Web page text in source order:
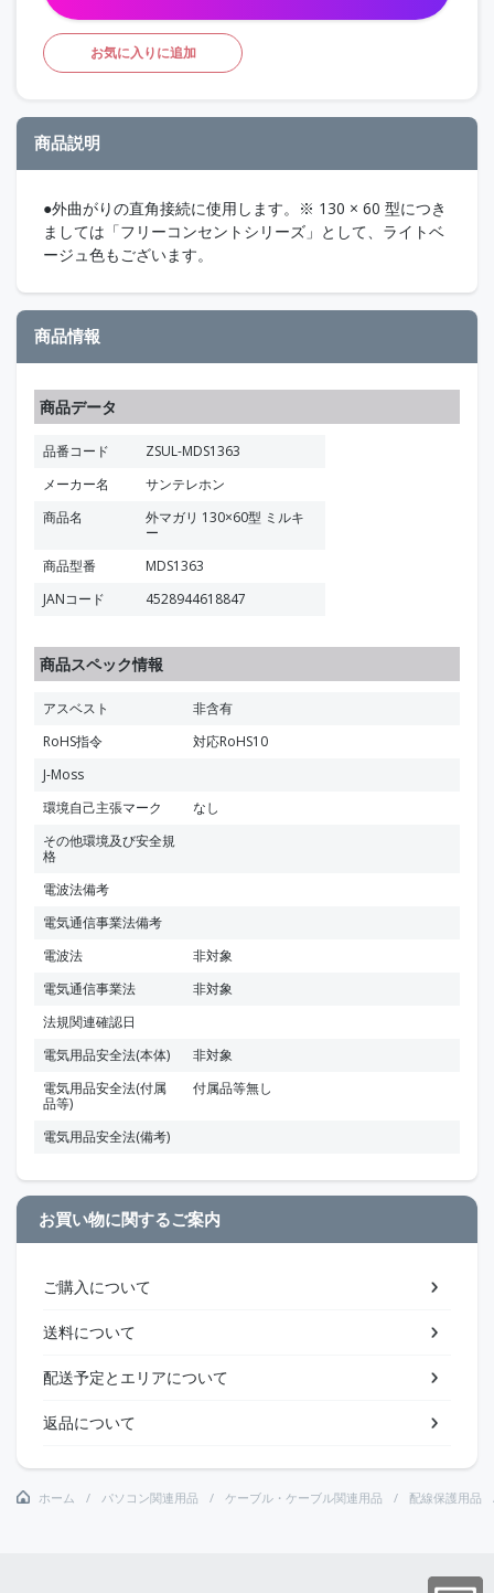
お気に入りに追加
商品説明
●外曲がりの直角接続に使用します。※ 130 × 60 型につき
ましては「フリーコンセントシリーズ」として、ライトベ
ージュ色もございます。
商品情報
商品データ
品番コード
ZSUL-MDS1363
メーカー名
サンテレホン
商品名
外マガリ 130×60型 ミルキ
ー
商品型番
MDS1363
JANコード
4528944618847
商品スペック情報
アスベスト
非含有
RoHS指令
対応RoHS10
J-Moss
環境自己主張マーク
なし
その他環境及び安全規
格
電波法備考
電気通信事業法備考
電波法
非対象
電気通信事業法
非対象
法規関連確認日
電気用品安全法(本体)
非対象
電気用品安全法(付属
品等)
付属品等無し
電気用品安全法(備考)
お買い物に関するご案内
ご購入について
送料について
配送予定とエリアについて
返品について
ホーム パソコン関連用品 ケーブル・ケーブル関連用品 配線保護用品